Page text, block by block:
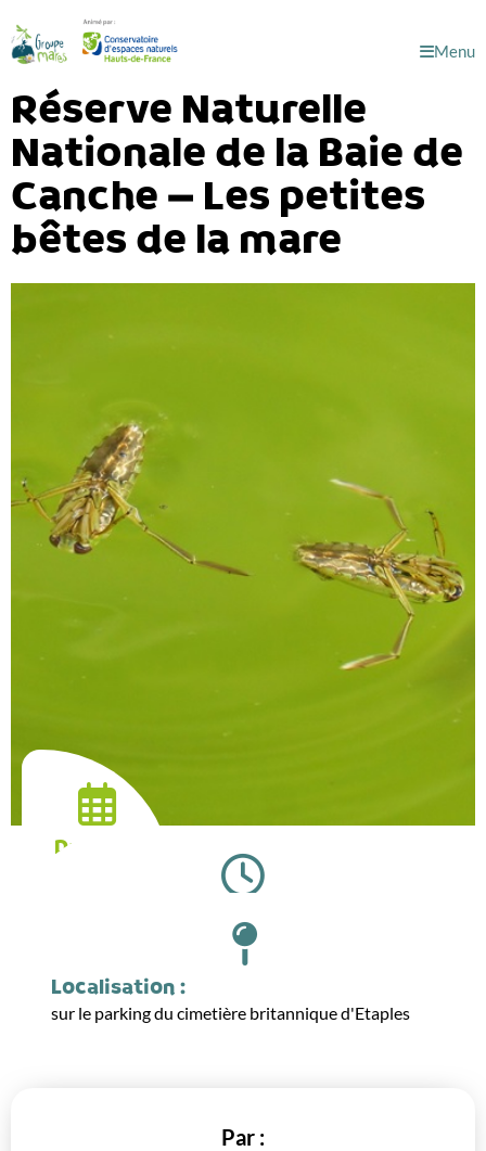
Menu
Réserve Naturelle
Nationale de la Baie de
Canche – Les petites
bêtes de la mare
Date :
Localisation :
sur le parking du cimetière britannique d'Etaples
Par :